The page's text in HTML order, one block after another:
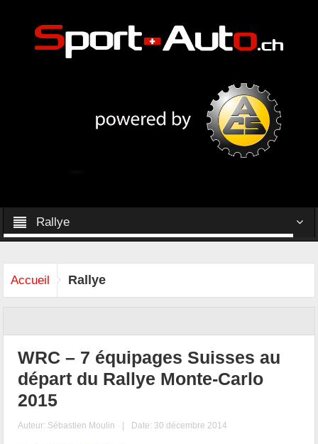
Rallye
Accueil Rallye
WRC – 7 équipages Suisses au
départ du Rallye Monte-Carlo
2015
Auteur: Sébastien Moulin | Date: 30 décembre 2014